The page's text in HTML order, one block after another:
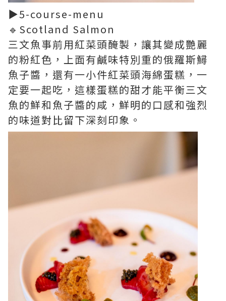
▶5-course-menu
🔹Scotland Salmon
三文魚事前用紅菜頭醃製，讓其變成艷麗
的粉紅色，上面有鹹味特別重的俄羅斯鱘
魚子醬，還有一小件紅菜頭海綿蛋糕，一
定要一起吃，這樣蛋糕的甜才能平衡三文
魚的鮮和魚子醬的咸，鮮明的口感和強烈
的味道對比留下深刻印象。